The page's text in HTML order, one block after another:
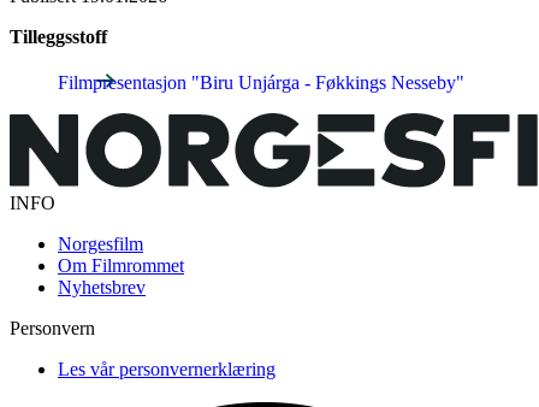
Tilleggsstoff
Filmpresentasjon "Biru Unjárga - Føkkings Nesseby"
INFO
Norgesfilm
Om Filmrommet
Nyhetsbrev
Personvern
Les vår personvernerklæring